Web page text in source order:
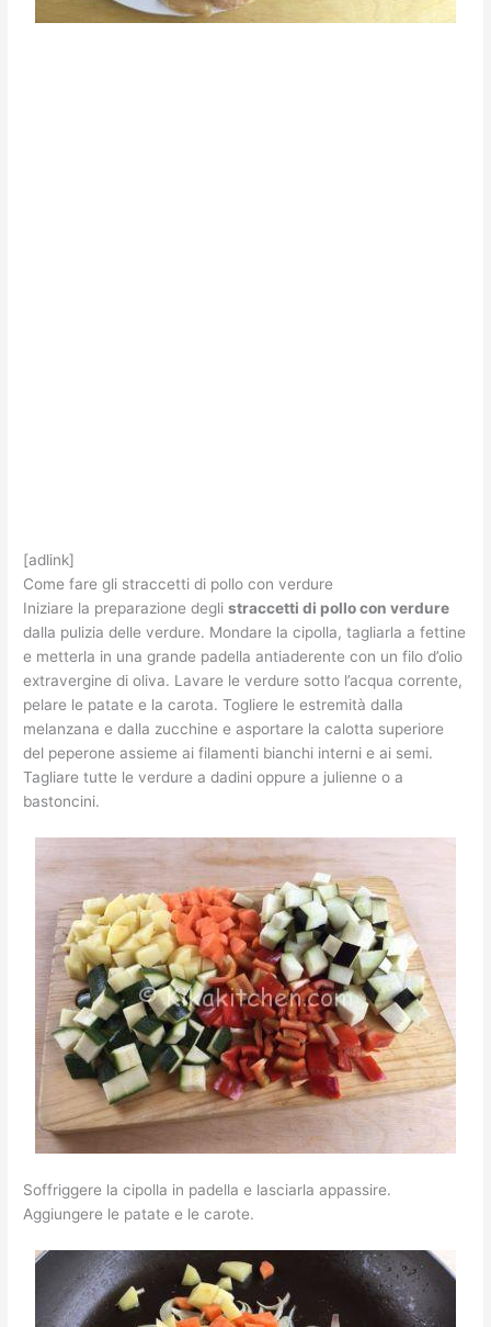
[adlink]
Come fare gli straccetti di pollo con verdure
Iniziare la preparazione deglistraccetti di pollo con verdure
dalla pulizia delle verdure. Mondare la cipolla, tagliarla a fettine
e metterla in una grande padella antiaderente con un filo d’olio
extravergine di oliva. Lavare le verdure sotto l’acqua corrente,
pelare le patate e la carota. Togliere le estremità dalla
melanzana e dalla zucchine e asportare la calotta superiore
del peperone assieme ai filamenti bianchi interni e ai semi.
Tagliare tutte le verdure a dadini oppure a julienne o a
bastoncini.
Soffriggere la cipolla in padella e lasciarla appassire.
Aggiungere le patate e le carote.